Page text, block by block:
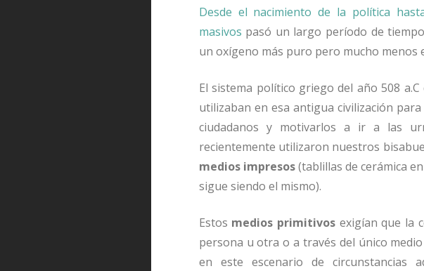
Desde el nacimiento de la política
masivos pasó un largo período de
un oxígeno más puro pero mucho menos
El sistema político griego del año 508
utilizaban en esa antigua civilización
ciudadanos y motivarlos a ir a las
recientemente utilizaron nuestros
medios impresos(tablillas de cerámica
sigue siendo el mismo).
Estos medios primitivos exigían que la
persona u otra o a través del único
en este escenario de circunstancias